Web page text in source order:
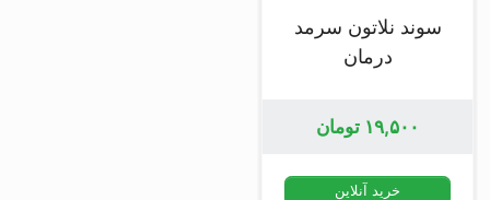
سوند نلاتون سرمد
درمان
۱۹,۵۰۰ تومان
خرید آنلاین